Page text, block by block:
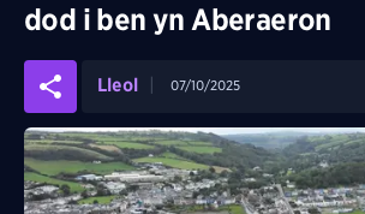
dod i ben yn Aberaeron
Lleol 07/10/2025